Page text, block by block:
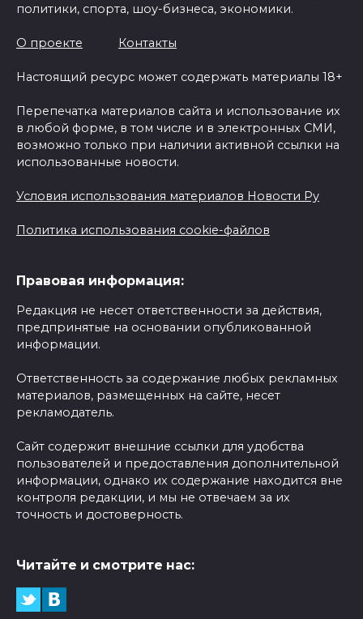
политики, спорта, шоу-бизнеса, экономики.
О проекте Контакты
Настоящий ресурс может содержать материалы 18+
Перепечатка материалов сайта и использование их
в любой форме, в том числе и в электронных СМИ,
возможно только при наличии активной ссылки на
использованные новости.
Условия использования материалов Новости Ру
Политика использования cookie-файлов
Правовая информация:
Редакция не несет ответственности за действия,
предпринятые на основании опубликованной
информации.
Ответственность за содержание любых рекламных
материалов, размещенных на сайте, несет
рекламодатель.
Сайт содержит внешние ссылки для удобства
пользователей и предоставления дополнительной
информации, однако их содержание находится вне
контроля редакции, и мы не отвечаем за их
точность и достоверность.
Читайте и смотрите нас: